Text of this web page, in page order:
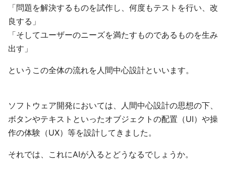
「問題を解決するものを試作し、何度もテストを行い、改
良する」
「そしてユーザーのニーズを満たすものであるものを生み
出す」
というこの全体の流れを人間中心設計といいます。
ソフトウェア開発においては、人間中心設計の思想の下、
ボタンやテキストといったオブジェクトの配置（UI）や操
作の体験（UX）等を設計してきました。
それでは、これにAIが入るとどうなるでしょうか。